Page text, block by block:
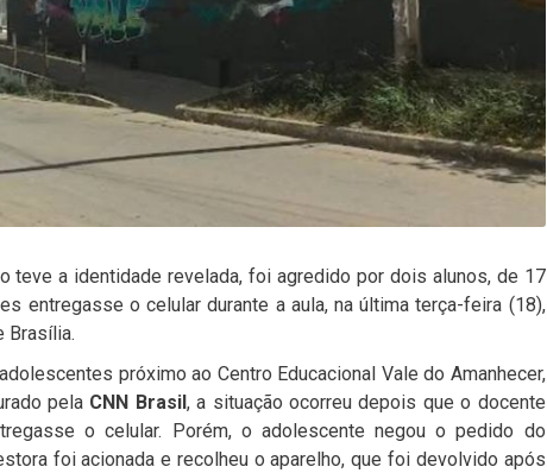
teve a identidade revelada, foi agredido por dois alunos, de 17
entregasse o celular durante a aula, na última terça-feira (18),
Brasília.
próximo ao Centro Educacional Vale do Amanhecer,
pela CNN Brasil, a situação ocorreu depois que o docente
o celular. Porém, o adolescente negou o pedido do
foi acionada e recolheu o aparelho, que foi devolvido após